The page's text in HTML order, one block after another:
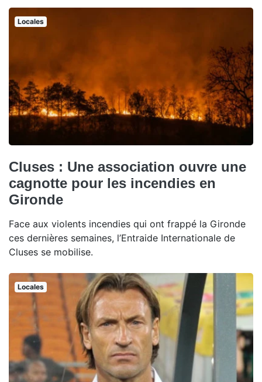
Locales
Cluses : Une association ouvre une
cagnotte pour les incendies en
Gironde
Face aux violents incendies qui ont frappé la Gironde
ces dernières semaines, l’Entraide Internationale de
Cluses se mobilise.
Locales